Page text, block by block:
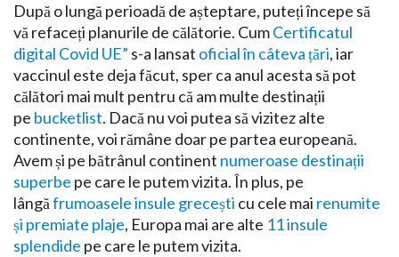
După o lungă perioadă de așteptare, puteți începe să
vă refaceți planurile de călătorie. CumCertificatul
digital Covid UE” s-a lansat oficial în câteva țări, iar
vaccinul este deja făcut, sper ca anul acesta să pot
călători mai mult pentru că am multe destinații
pe bucketlist. Dacă nu voi putea să vizitez alte
continente, voi rămâne doar pe partea europeană.
Avem și pe bătrânul continent numeroase destinații
superbe pe care le putem vizita. În plus, pe
lângăfrumoasele insule grecești cu cele mai renumite
și premiate plaje, Europa mai are alte 11 insule
splendide pe care le putem vizita.